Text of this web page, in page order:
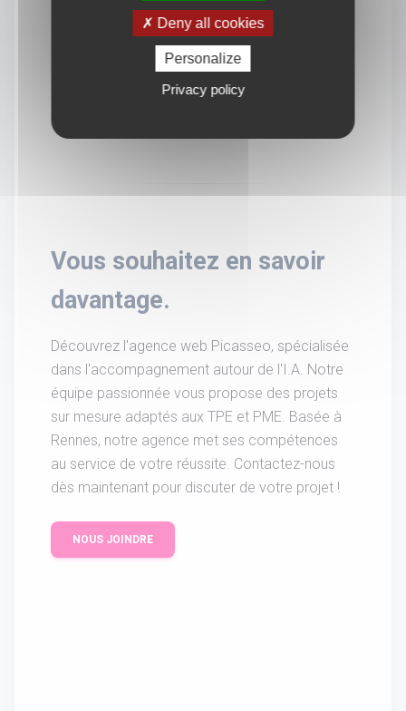
Vous souhaitez en savoir
davantage.
Découvrez l'agence web Picasseo, spécialisée
dans l'accompagnement autour de l'I.A. Notre
équipe passionnée vous propose des projets
sur mesure adaptés aux TPE et PME. Basée à
Rennes, notre agence met ses compétences
au service de votre réussite. Contactez-nous
dès maintenant pour discuter de votre projet !
NOUS JOINDRE
Deny all cookies
Personalize
Privacy policy